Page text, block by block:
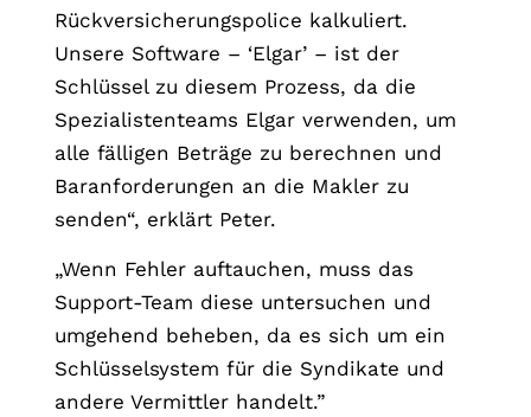
Rückversicherungspolice kalkuliert.
Unsere Software – ‘Elgar’ – ist der
Schlüssel zu diesem Prozess, da die
Spezialistenteams Elgar verwenden, um
alle fälligen Beträge zu berechnen und
Baranforderungen an die Makler zu
senden“, erklärt Peter.
„Wenn Fehler auftauchen, muss das
Support-Team diese untersuchen und
umgehend beheben, da es sich um ein
Schlüsselsystem für die Syndikate und
andere Vermittler handelt.”